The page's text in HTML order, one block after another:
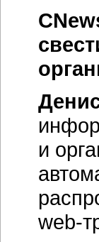
и
web-